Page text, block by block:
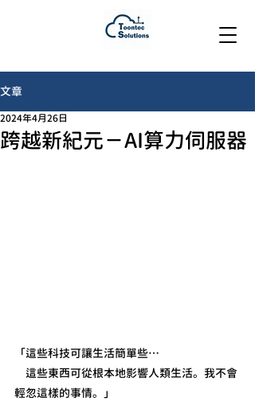
文章
跨越新紀元－AI算力伺服器
2024年4月26日
「這些科技可讓生活簡單些…
這些東西可從根本地影響人類生活。我不會
輕忽這樣的事情。」